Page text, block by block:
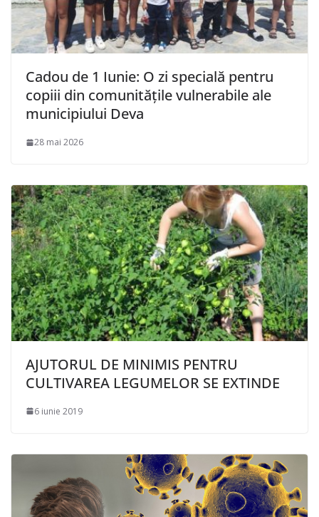
Cadou de 1 Iunie: O zi specială pentru
copiii din comunitățile vulnerabile ale
municipiului Deva
28 mai 2026
AJUTORUL DE MINIMIS PENTRU
CULTIVAREA LEGUMELOR SE EXTINDE
6 iunie 2019